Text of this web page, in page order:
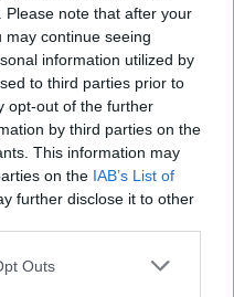
note that after your
continue seeing
information utilized by
to third parties prior to
opt-out of the further
by third parties on the
This information may
on the IAB’s List of
further disclose it to other
uses one or more Google
Outs
λίστας βρίσκεται κι